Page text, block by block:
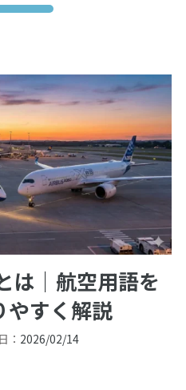
は｜航空用語を
やすく解説
： 2026/02/14